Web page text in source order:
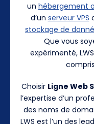
un hébergement
d’un serveur VPS
stockage de
Que vous
expérimenté,
Choisir Ligne Web
l’expertise d’un
des noms de
LWS est l’un des